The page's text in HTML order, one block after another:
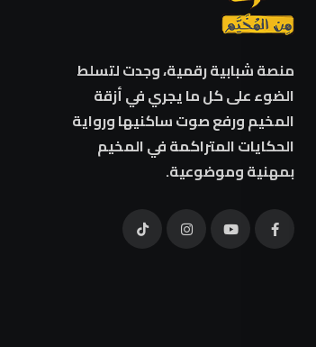
منصة شبابية رقمية، وجدت لتسلط
الضوء على كل ما يجري في أزقة
المخيم ورفع صوت ساكنيها ورواية
الحكايات المتراكمة في المخيم
بمهنية وموضوعية.